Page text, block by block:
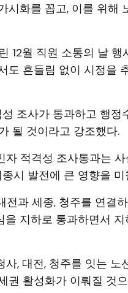
시화를 꼽고, 이를 위해
12월 직원 소통의 날 행
도 흔들림 없이 시정을
조사가 통과하고 행정
될 것이라고 강조했다.
자 적격성 조사통과는
시 발전에 큰 영향을
과 세종, 청주를 연결
지하로 통과하면서
, 대전, 청주를 잇는 노
권 활성화가 이뤄질 것